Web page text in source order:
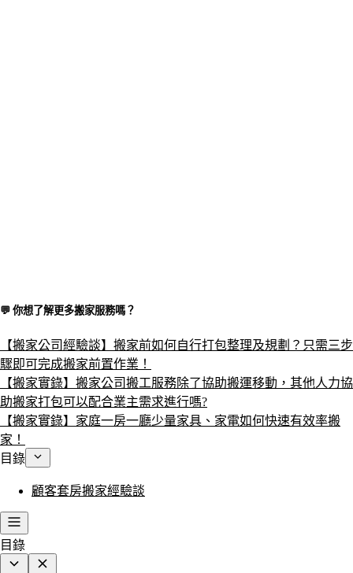
💬 你想了解更多搬家服務嗎？​
【搬家公司經驗談】搬家前如何自行打包整理及規劃？只需三步
驟即可完成搬家前置作業！
【搬家實錄】搬家公司搬工服務除了協助搬運移動，其他人力協
助搬家打包可以配合業主需求進行嗎?
【搬家實錄】家庭一房一廳少量家具、家電如何快速有效率搬
家！
目錄
顧客套房搬家經驗談
目錄